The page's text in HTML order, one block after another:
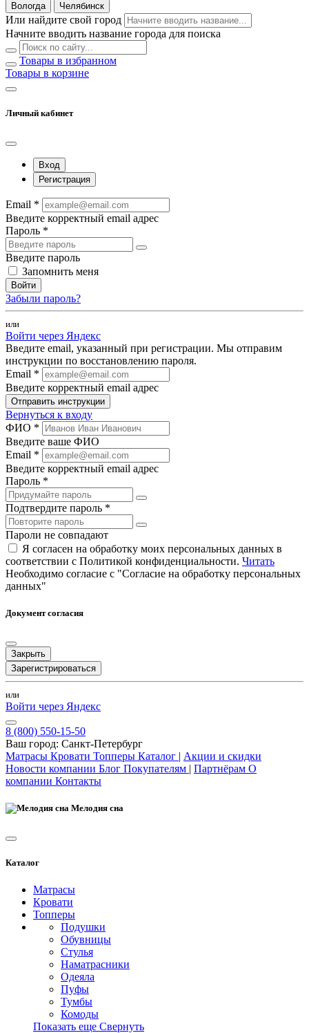
Вологда
Челябинск
Или найдите свой город
Начните вводить название города для поиска
Товары в избранном
Товары в корзине
Личный кабинет
Вход
Регистрация
Email *
Введите корректный email адрес
Пароль *
Введите пароль
Запомнить меня
Войти
Забыли пароль?
или
Войти через Яндекс
Введите email, указанный при регистрации. Мы отправим
инструкции по восстановлению пароля.
Email *
Введите корректный email адрес
Отправить инструкции
Вернуться к входу
ФИО *
Введите ваше ФИО
Email *
Введите корректный email адрес
Пароль *
Подтвердите пароль *
Пароли не совпадают
Я согласен на обработку моих персональных данных в
соответствии с Политикой конфиденциальности. Читать
Необходимо согласие с "Согласие на обработку персональных
данных"
Документ согласия
Закрыть
Зарегистрироваться
или
Войти через Яндекс
8 (800) 550-15-50
Ваш город: Санкт-Петербург
Матрасы Кровати Топперы Каталог | Акции и скидки
Новости компании Блог Покупателям | Партнёрам О
компании Контакты
Мелодия сна
Каталог
Матрасы
Кровати
Топперы
Подушки
Обувницы
Стулья
Наматрасники
Одеяла
Пуфы
Тумбы
Комоды
Показать еще Свернуть